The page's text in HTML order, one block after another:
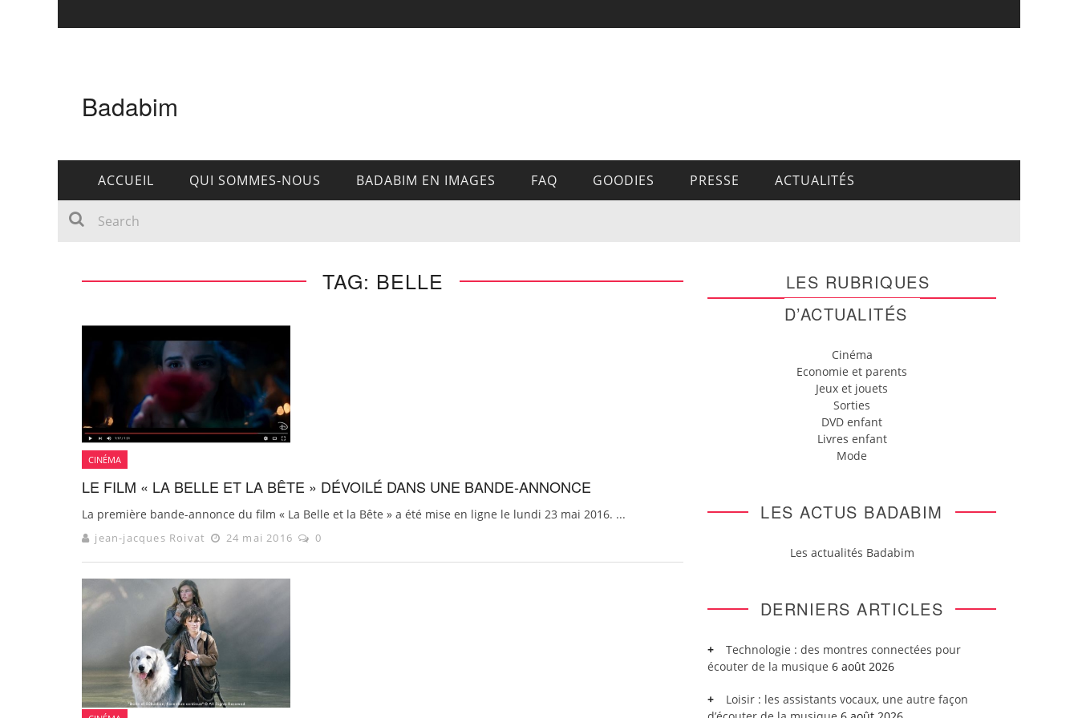
Badabim
ACCUEIL QUI SOMMES-NOUS BADABIM EN IMAGES FAQ GOODIES PRESSE ACTUALITÉS
TAG: BELLE
CINÉMA
LE FILM « LA BELLE ET LA BÊTE » DÉVOILÉ DANS UNE BANDE-ANNONCE
La première bande-annonce du film « La Belle et la Bête » a été mise en ligne le lundi 23 mai 2016. ...
jean-jacques Roivat 24 mai 2016 0
LES RUBRIQUES
D’ACTUALITÉS
Cinéma
Economie et parents
Jeux et jouets
Sorties
DVD enfant
Livres enfant
Mode
LES ACTUS BADABIM
Les actualités Badabim
DERNIERS ARTICLES
Technologie : des montres connectées pour
écouter de la musique 6 août 2026
Loisir : les assistants vocaux, une autre façon